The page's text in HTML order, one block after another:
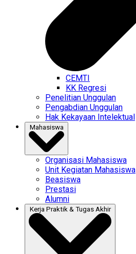
CEMTI
KK Regresi
Penelitian Unggulan
Pengabdian Unggulan
Hak Kekayaan Intelektual
Organisasi Mahasiswa
Unit Kegiatan Mahasiswa
Beasiswa
Prestasi
Alumni
Kerja Praktik & Tugas Akhir